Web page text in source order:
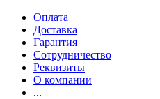
Оплата
Доставка
Гарантия
Сотрудничество
Реквизиты
О компании
...